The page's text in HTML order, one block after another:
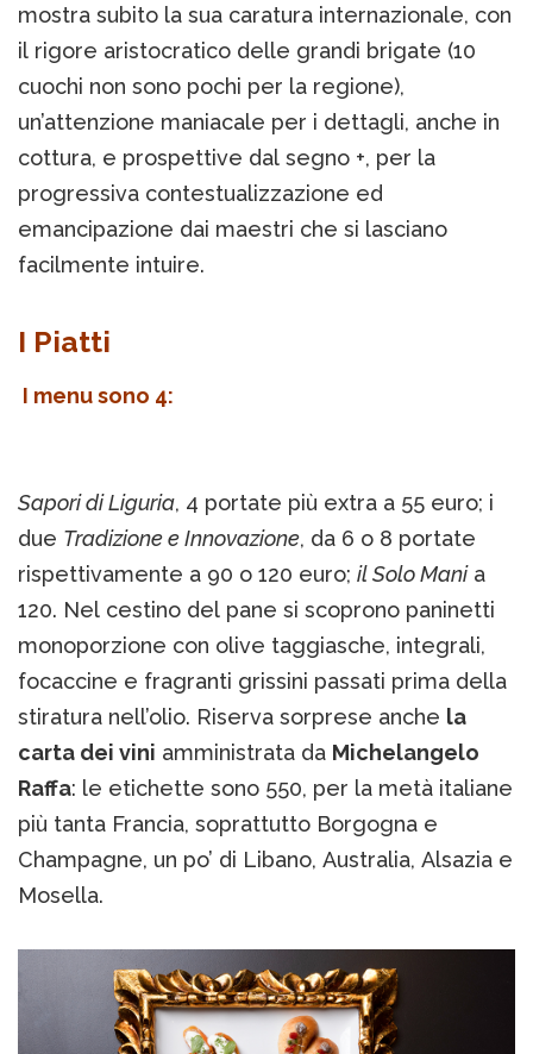
mostra subito la sua caratura internazionale, con
il rigore aristocratico delle grandi brigate (10
cuochi non sono pochi per la regione),
un’attenzione maniacale per i dettagli, anche in
cottura, e prospettive dal segno +, per la
progressiva contestualizzazione ed
emancipazione dai maestri che si lasciano
facilmente intuire.
I Piatti
I menu sono 4:
Sapori di Liguria, 4 portate più extra a 55 euro; i
due Tradizione e Innovazione, da 6 o 8 portate
rispettivamente a 90 o 120 euro; il Solo Mania
120. Nel cestino del pane si scoprono paninetti
monoporzione con olive taggiasche, integrali,
focaccine e fragranti grissini passati prima della
stiratura nell’olio. Riserva sorprese anche la
carta dei vini amministrata da Michelangelo
Raffa: le etichette sono 550, per la metà italiane
più tanta Francia, soprattutto Borgogna e
Champagne, un po’ di Libano, Australia, Alsazia e
Mosella.